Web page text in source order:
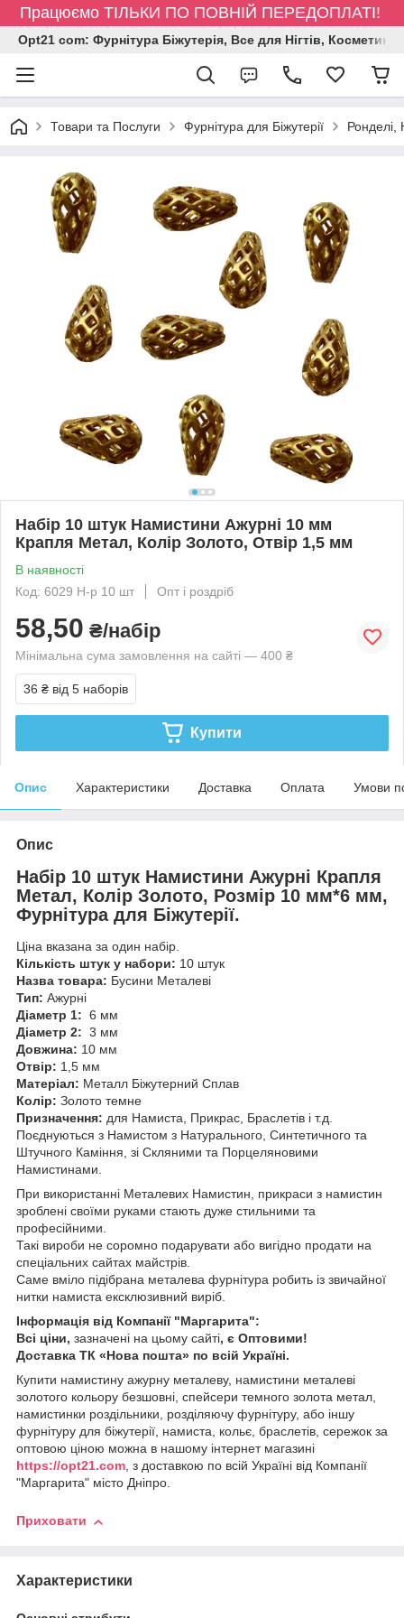
Працюємо ТІЛЬКИ ПО ПОВНІЙ ПЕРЕДОПЛАТІ!
Opt21 com: Фурнітура Біжутерія, Все для Нігтів, Косметика
Товари та Послуги Фурнітура для Біжутерії Ронделі,
Набір 10 штук Намистини Ажурні 10 мм
Крапля Метал, Колір Золото, Отвір 1,5 мм
В наявності
Код: 6029 Н-р 10 шт
Опт і роздріб
58,50 ₴/набір
Мінімальна сума замовлення на сайті — 400 ₴
36 ₴ від 5 наборів
Купити
Опис Характеристики Доставка Оплата Умови
Опис
Набір 10 штук Намистини Ажурні Крапля
Метал, Колір Золото, Розмір 10 мм*6 мм,
Фурнітура для Біжутерії.
Ціна вказана за один набір.
Кількість штук у набори: 10 штук
Назва товара: Бусини Металеві
Тип: Ажурні
Діаметр 1: 6 мм
Діаметр 2: 3 мм
Довжина: 10 мм
Отвір: 1,5 мм
Матеріал: Металл Біжутерний Сплав
Колір: Золото темне
Призначення: для Намиста, Прикрас, Браслетів і т.д.
Поєднуються з Намистом з Натурального, Синтетичного та
Штучного Каміння, зі Скляними та Порцеляновими
Намистинами.
При використанні Металевих Намистин, прикраси з намистин
зроблені своїми руками стають дуже стильними та
професійними.
Такі вироби не соромно подарувати або вигідно продати на
спеціальних сайтах майстрів.
Саме вміло підібрана металева фурнітура робить із звичайної
нитки намиста ексклюзивний виріб.
Інформація від Компанії "Маргарита":
Всі ціни, зазначені на цьому сайті, є Оптовими!
Доставка ТК «Нова пошта» по всій Україні.
Купити намистину ажурну металеву, намистини металеві
золотого кольору безшовні, спейсери темного золота метал,
намистинки роздільники, розділяючу фурнітуру, або іншу
фурнітуру для біжутерії, намиста, кольє, браслетів, сережок за
оптовою ціною можна в нашому інтернет магазині
https://opt21.com, з доставкою по всій Україні від Компанії
"Маргарита" місто Дніпро.
Приховати
Характеристики